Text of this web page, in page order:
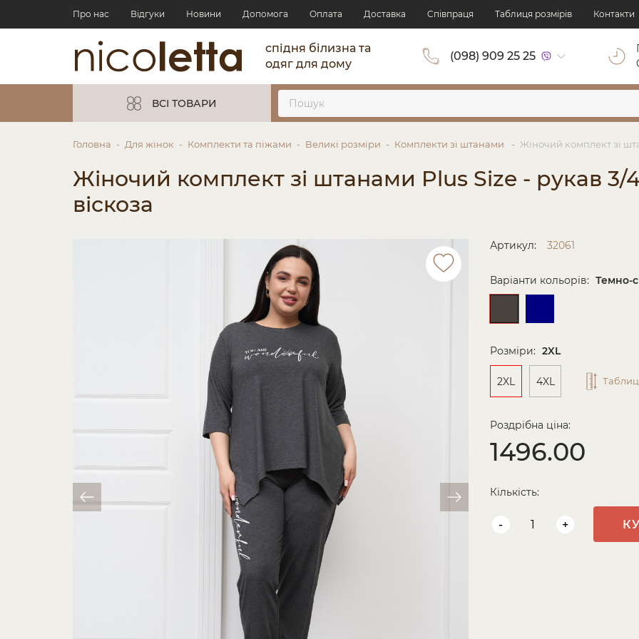
Про нас Відгуки Новини Допомога Оплата Доставка Cпівпраця Таблиця розмірів Контакти
спідня білизна та
одяг для дому
(098) 909 25 25
ВСІ ТОВАРИ
Головна Для жінок Комплекти та піжами Великі розміри Комплекти зі штанами Жіночий комплект зі
Жіночий комплект зі штанами Plus Size - рукав 3/
віскоза
Артикул: 32061
Варіанти кольорів: Темно-
Розміри: 2XL
2XL 4XL
Роздрібна ціна:
1496.00
Кількість:
- +